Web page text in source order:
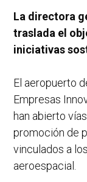
La directora
traslada el
iniciativas
El aeropuerto
Empresas
han abierto
promoción de
vinculados a
aeroespacial.